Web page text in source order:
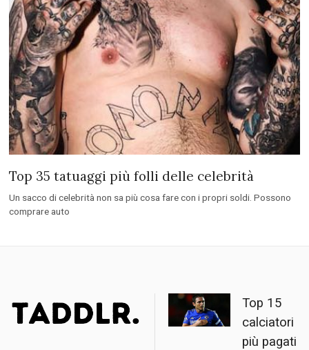
Top 35 tatuaggi più folli delle celebrità
Un sacco di celebrità non sa più cosa fare con i propri soldi. Possono
comprare auto
Top 15
calciatori
più pagati